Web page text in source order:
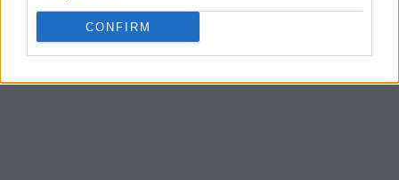
CONFIRM